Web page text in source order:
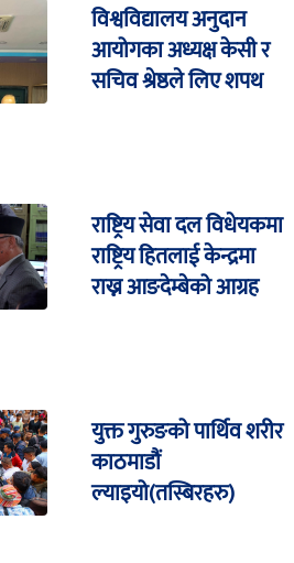
विश्वविद्यालय अनुदान
आयोगका अध्यक्ष केसी र
सचिव श्रेष्ठले लिए शपथ
राष्ट्रिय सेवा दल विधेयकमा
राष्ट्रिय हितलाई केन्द्रमा
राख्न आङदेम्बेको आग्रह
युक्त गुरुङको पार्थिव शरीर
काठमाडौं
ल्याइयो(तस्बिरहरु)